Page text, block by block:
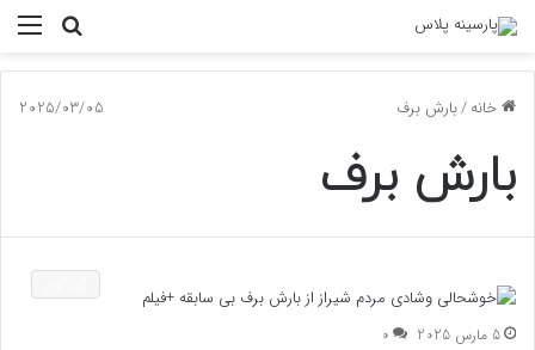
جستجو
خانه/بارش برف 2025/03/05
بارش برف
5 مارس 2025 0